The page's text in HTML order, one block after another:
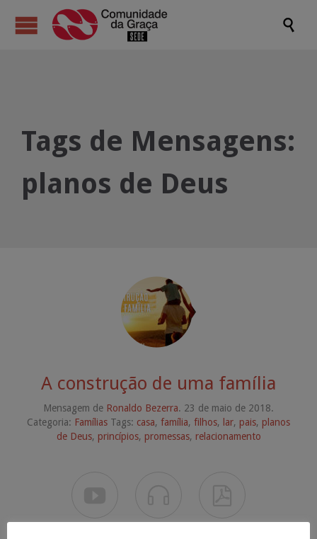

Tags de Mensagens:
planos de Deus
A construção de uma família
Mensagem de Ronaldo Bezerra. 23 de maio de 2018.
Categoria: Famílias Tags: casa, família, filhos, lar, pais, planos
de Deus, princípios, promessas, relacionamento